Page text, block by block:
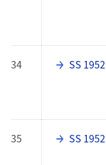
34 SS 1952
35 SS 1952